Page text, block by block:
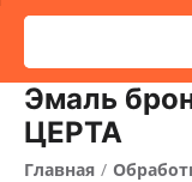
Эмаль
ЦЕРТА
Главная /